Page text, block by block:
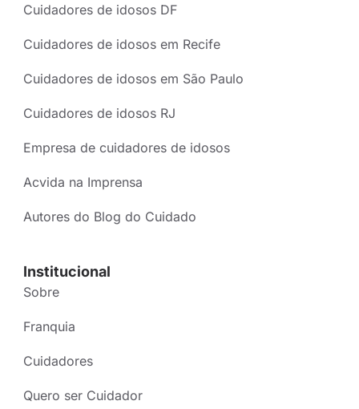
Cuidadores de idosos DF
Cuidadores de idosos em Recife
Cuidadores de idosos em São Paulo
Cuidadores de idosos RJ
Empresa de cuidadores de idosos
Acvida na Imprensa
Autores do Blog do Cuidado
Institucional
Sobre
Franquia
Cuidadores
Quero ser Cuidador